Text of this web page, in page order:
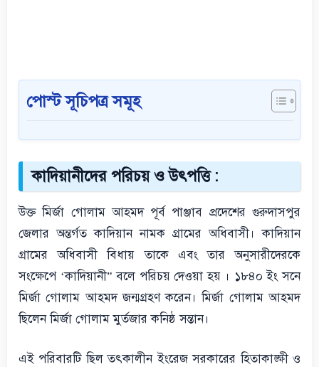
পোস্ট সূচিপত্র সমূহ
কাদিয়ানীদের পরিচয় ও উৎপত্তি :
উক্ত মির্জা গোলাম আহমদ পূর্ব পাঞ্জাব প্রদেশের গুরুদাসপুর
জেলার অন্তর্গত কাদিয়ান নামক গ্রামের অধিবাসী। কাদিয়ান
গ্রামের অধিবাসী বিধায় তাকে এবং তার অনুসারীদেরকে
সংক্ষেপে ‘কাদিয়ানী” বলে পরিচয় দেওয়া হয় । ১৮৪০ ইং সনে
মির্জা গোলাম আহমদ জন্মগ্রহণ করেন। মির্জা গোলাম আহমদ
ছিলেন মির্জা গোলাম মুর্তজার কনিষ্ঠ সন্তান।
এই পরিবারটি ছিল তৎকালীন ইংরেজ সরকারের হিতাকাঙ্ক্ষী ও